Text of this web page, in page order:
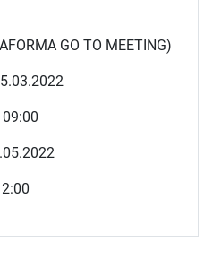
GO TO MEETING)
09:00